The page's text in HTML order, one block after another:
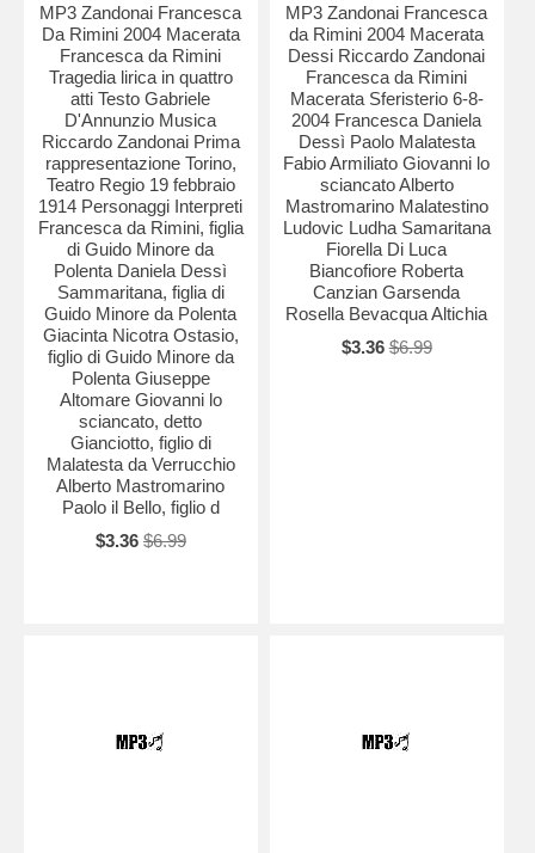
MP3 Zandonai Francesca
Da Rimini 2004 Macerata
Francesca da Rimini
Tragedia lirica in quattro
atti Testo Gabriele
D'Annunzio Musica
Riccardo Zandonai Prima
rappresentazione Torino,
Teatro Regio 19 febbraio
1914 Personaggi Interpreti
Francesca da Rimini, figlia
di Guido Minore da
Polenta Daniela Dessì
Sammaritana, figlia di
Guido Minore da Polenta
Giacinta Nicotra Ostasio,
figlio di Guido Minore da
Polenta Giuseppe
Altomare Giovanni lo
sciancato, detto
Gianciotto, figlio di
Malatesta da Verrucchio
Alberto Mastromarino
Paolo il Bello, figlio d
$3.36 $6.99
MP3 Zandonai Francesca
da Rimini 2004 Macerata
Dessi Riccardo Zandonai
Francesca da Rimini
Macerata Sferisterio 6-8-
2004 Francesca Daniela
Dessì Paolo Malatesta
Fabio Armiliato Giovanni lo
sciancato Alberto
Mastromarino Malatestino
Ludovic Ludha Samaritana
Fiorella Di Luca
Biancofiore Roberta
Canzian Garsenda
Rosella Bevacqua Altichia
$3.36 $6.99